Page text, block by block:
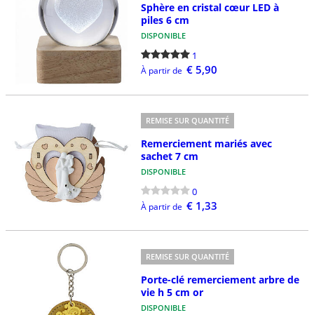
Sphère en cristal cœur LED à
piles 6 cm
DISPONIBLE
1
À partir de € 5,90
REMISE SUR QUANTITÉ
Remerciement mariés avec
sachet 7 cm
DISPONIBLE
0
À partir de € 1,33
REMISE SUR QUANTITÉ
Porte-clé remerciement arbre de
vie h 5 cm or
DISPONIBLE